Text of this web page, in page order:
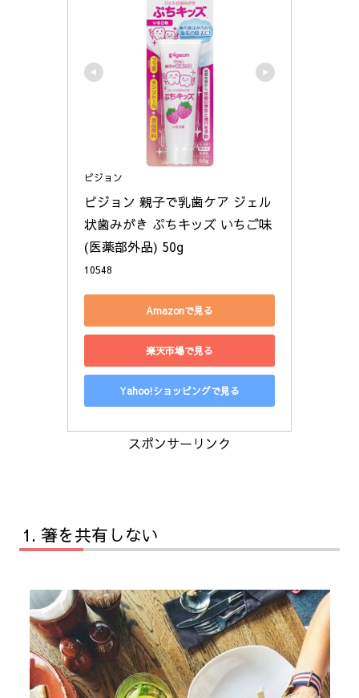
ピジョン
ピジョン 親子で乳歯ケア ジェル
状歯みがき ぷちキッズ いちご味
(医薬部外品) 50g
10548
Amazonで見る
楽天市場で見る
Yahoo!ショッピングで見る
スポンサーリンク
箸を共有しない